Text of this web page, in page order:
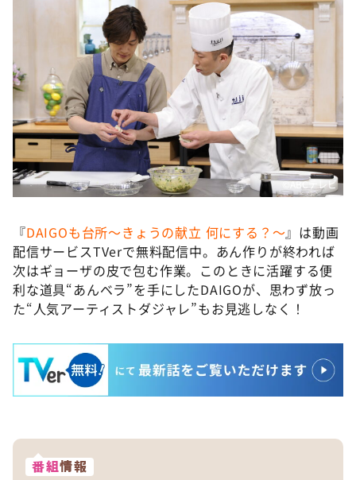
©️ABCテレビ
『DAIGOも台所～きょうの献立 何にする？～』は動画
配信サービスTVerで無料配信中。あん作りが終われば
次はギョーザの皮で包む作業。このときに活躍する便
利な道具“あんベラ”を手にしたDAIGOが、思わず放っ
た“人気アーティストダジャレ”もお見逃しなく！
番組情報